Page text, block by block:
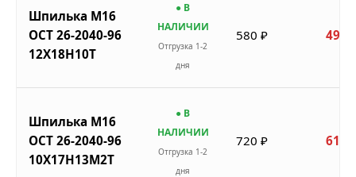
Шпилька М16
ОСТ 26-2040-96
12Х18Н10Т
● В
НАЛИЧИИ
Отгрузка 1-2
дня
580 ₽ 493
Шпилька М16
ОСТ 26-2040-96
10Х17Н13М2Т
● В
НАЛИЧИИ
Отгрузка 1-2
дня
720 ₽ 612